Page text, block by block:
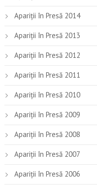
Apariţii în Presă 2014
Apariţii în Presă 2013
Apariţii în Presă 2012
Apariţii în Presă 2011
Apariţii în Presă 2010
Apariţii în Presă 2009
Apariţii în Presă 2008
Apariţii în Presă 2007
Apariţii în Presă 2006